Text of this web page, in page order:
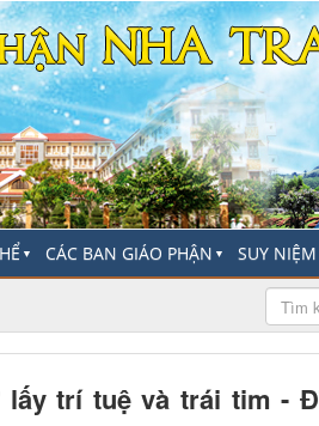
▼ CÁC BAN GIÁO PHẬN ▼ SUY
trí tuệ và trái tim -